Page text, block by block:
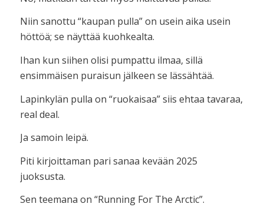
Niin sanottu “kaupan pulla” on usein aika usein
höttöä; se näyttää kuohkealta.
Ihan kun siihen olisi pumpattu ilmaa, sillä
ensimmäisen puraisun jälkeen se lässähtää.
Lapinkylän pulla on “ruokaisaa” siis ehtaa tavaraa,
real deal.
Ja samoin leipä.
Piti kirjoittaman pari sanaa kevään 2025
juoksusta.
Sen teemana on “Running For The Arctic”.